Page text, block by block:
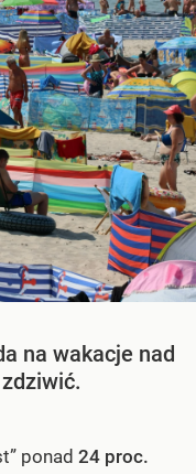
na wakacje nad
ponad 24 proc.